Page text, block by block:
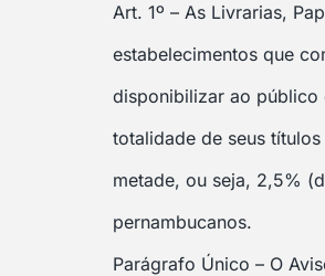
Art. 1º – As Livrarias,
estabelecimentos que
disponibilizar ao público
totalidade de seus
metade, ou seja, 2,5%
pernambucanos.
Parágrafo Único – O